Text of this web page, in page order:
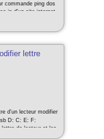
commande ping dos
ip d'un site internet
lettre
d'un lecteur modifier
D: C: E: F:
lettre de lecteur et les